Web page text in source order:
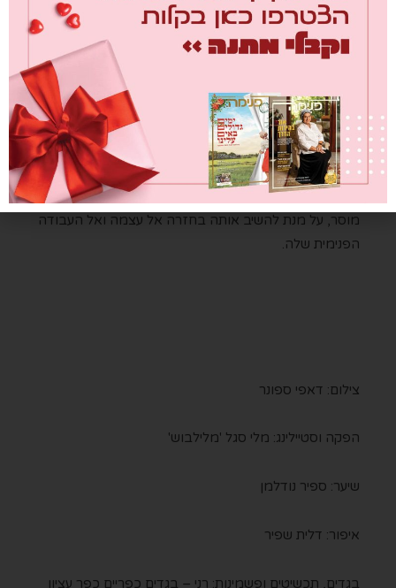
שמלות– שמלה היא כמו עטיפה של כל חלקי הנפש שלי.
וכבת מלך אני נותנת כבוד לכל החלקים שלי. גם אלו
תכשיטים לנפש-בספר ישעיהו הקב"ה מסיר מהנשים את
כל הקישוטים בשל חטאיהן. בפנימיות מסבירים שהתכשיט
הוא כמו איבר חי לנפש האישה, שמגיב ופועל על האישה.
כאשר היא אינה בנקודת ציון פנימית נכונה לה, התכשיט
מוסר, על מנת להשיב אותה בחזרה אל עצמה ואל העבודה
הפנימית שלה.
צילום: דאפי ספונר
הפקה וסטיילינג: מלי סגל 'מלילבוש'
שיער: ספיר נודלמן
איפור: דלית שפיר
בגדים, תכשיטים ופשמינות: רני – בגדים כפריים כפר עציון